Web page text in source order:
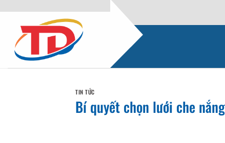
dung
TIN TỨC
Bí quyết chọn lưới che